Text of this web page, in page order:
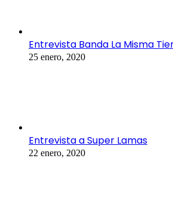
Entrevista Banda La Misma
25 enero, 2020
Entrevista a Super Lamas
22 enero, 2020